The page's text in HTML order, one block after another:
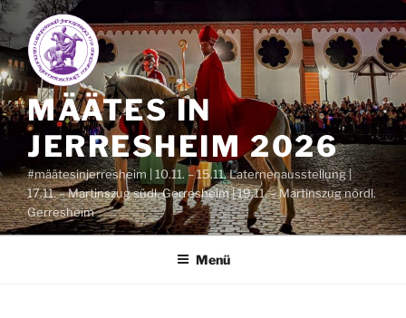
Zum
Inhalt
springen
MÄÄTES IN
JERRESHEIM 2026
#määtesinjerresheim | 10.11. – 15.11. Laternenausstellung |
17.11. – Martinszug südl. Gerresheim | 19.11. – Martinszug nördl.
Gerresheim
Menü